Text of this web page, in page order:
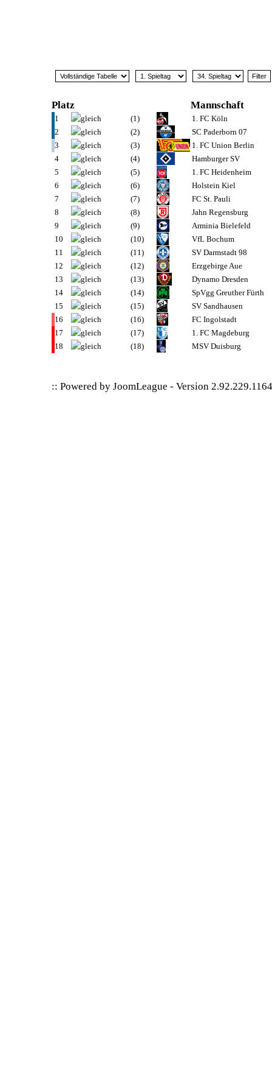
Platz Mannschaft
1 (1)
1. FC Köln
2
(2)
SC Paderborn 07
3
(3)
1. FC Union Berlin
4
(4)
Hamburger SV
5
(5)
1. FC Heidenheim
6
(6)
Holstein Kiel
7
(7)
FC St. Pauli
8
(8)
Jahn Regensburg
9
(9)
Arminia Bielefeld
10
(10)
VfL Bochum
11
(11)
SV Darmstadt 98
12
(12)
Erzgebirge Aue
13
(13)
Dynamo Dresden
14
(14)
SpVgg Greuther Fürth
15
(15)
SV Sandhausen
16
(16)
FC Ingolstadt
17
(17)
1. FC Magdeburg
18
(18) MSV Duisburg
:: Powered byJoomLeague -Version